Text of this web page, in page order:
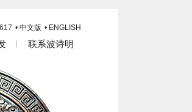
• 中文版 • ENGLISH
联系波诗明